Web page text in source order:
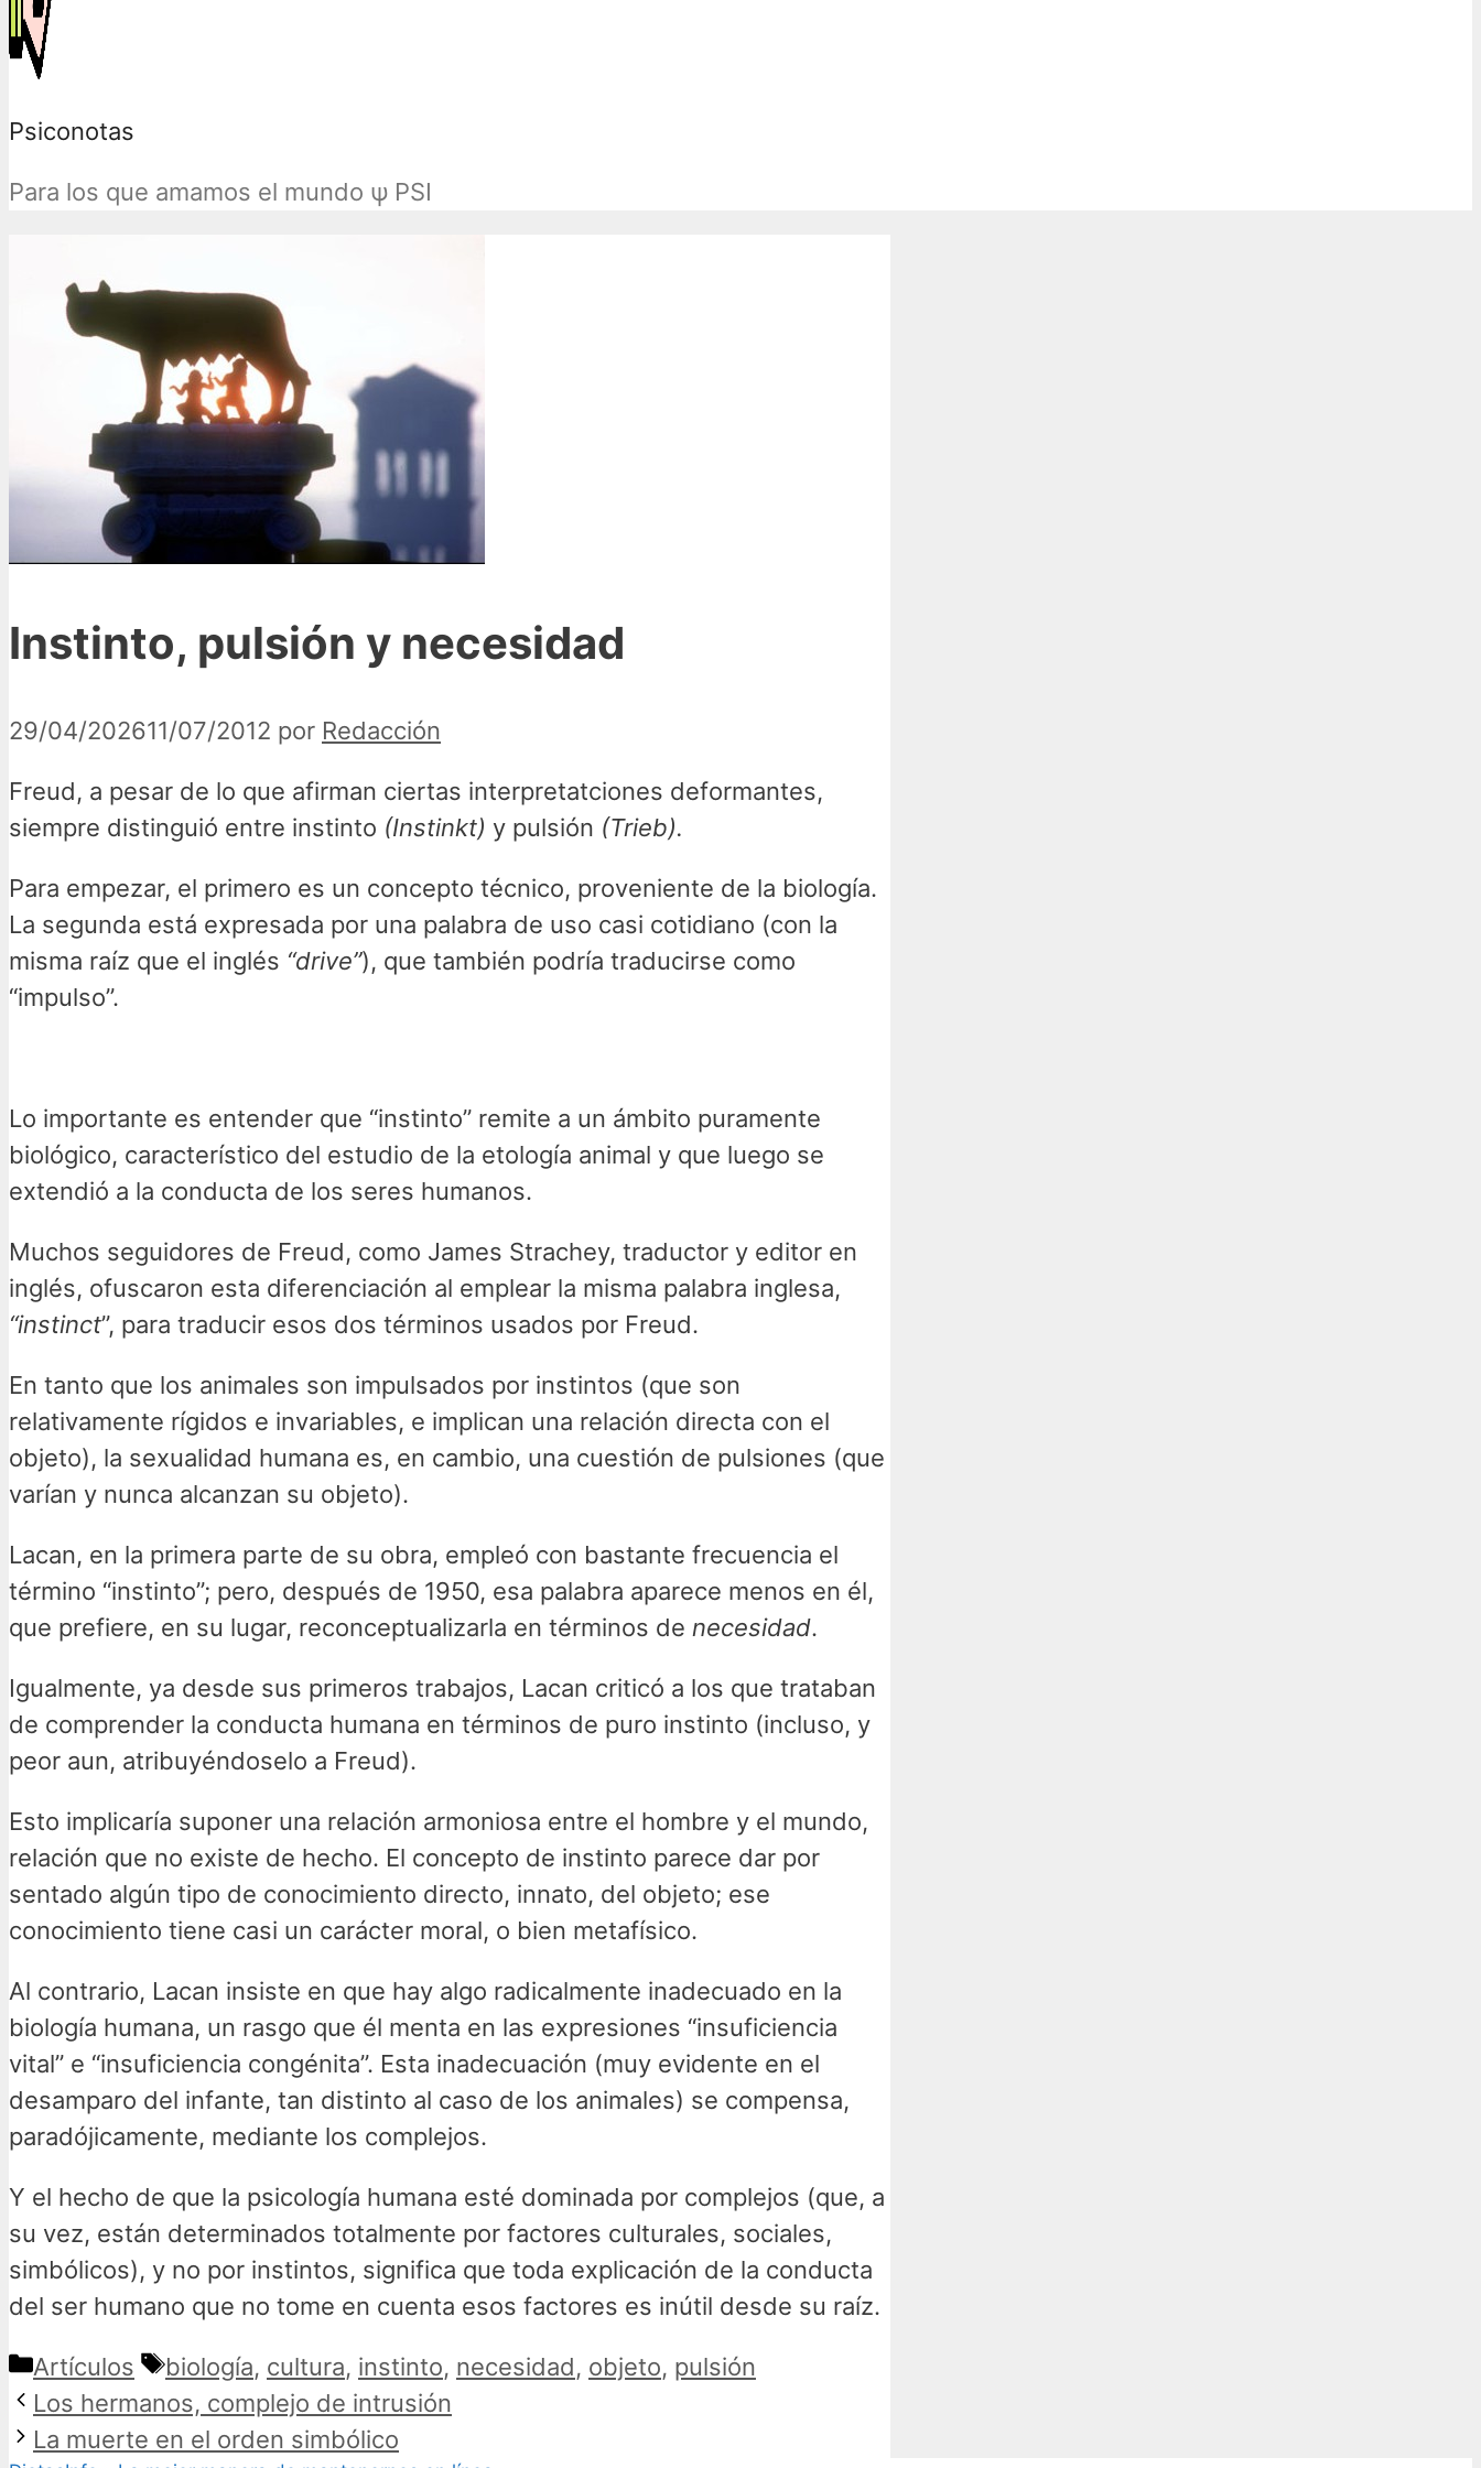
Psiconotas
Para los que amamos el mundo ψ PSI
Instinto, pulsión y necesidad
29/04/202611/07/2012 por Redacción
Freud, a pesar de lo que afirman ciertas interpretatciones deformantes,
siempre distinguió entre instinto (Instinkt) y pulsión (Trieb).
Para empezar, el primero es un concepto técnico, proveniente de la biología.
La segunda está expresada por una palabra de uso casi cotidiano (con la
misma raíz que el inglés “drive”), que también podría traducirse como
“impulso”.
Lo importante es entender que “instinto” remite a un ámbito puramente
biológico, característico del estudio de la etología animal y que luego se
extendió a la conducta de los seres humanos.
Muchos seguidores de Freud, como James Strachey, traductor y editor en
inglés, ofuscaron esta diferenciación al emplear la misma palabra inglesa,
“instinct”, para traducir esos dos términos usados por Freud.
En tanto que los animales son impulsados por instintos (que son
relativamente rígidos e invariables, e implican una relación directa con el
objeto), la sexualidad humana es, en cambio, una cuestión de pulsiones (que
varían y nunca alcanzan su objeto).
Lacan, en la primera parte de su obra, empleó con bastante frecuencia el
término “instinto”; pero, después de 1950, esa palabra aparece menos en él,
que prefiere, en su lugar, reconceptualizarla en términos de necesidad.
Igualmente, ya desde sus primeros trabajos, Lacan criticó a los que trataban
de comprender la conducta humana en términos de puro instinto (incluso, y
peor aun, atribuyéndoselo a Freud).
Esto implicaría suponer una relación armoniosa entre el hombre y el mundo,
relación que no existe de hecho. El concepto de instinto parece dar por
sentado algún tipo de conocimiento directo, innato, del objeto; ese
conocimiento tiene casi un carácter moral, o bien metafísico.
Al contrario, Lacan insiste en que hay algo radicalmente inadecuado en la
biología humana, un rasgo que él menta en las expresiones “insuficiencia
vital” e “insuficiencia congénita”. Esta inadecuación (muy evidente en el
desamparo del infante, tan distinto al caso de los animales) se compensa,
paradójicamente, mediante los complejos.
Y el hecho de que la psicología humana esté dominada por complejos (que, a
su vez, están determinados totalmente por factores culturales, sociales,
simbólicos), y no por instintos, significa que toda explicación de la conducta
del ser humano que no tome en cuenta esos factores es inútil desde su raíz.
Categorías
Artículos Etiquetas
biología, cultura, instinto, necesidad, objeto, pulsión
Los hermanos, complejo de intrusión
La muerte en el orden simbólico